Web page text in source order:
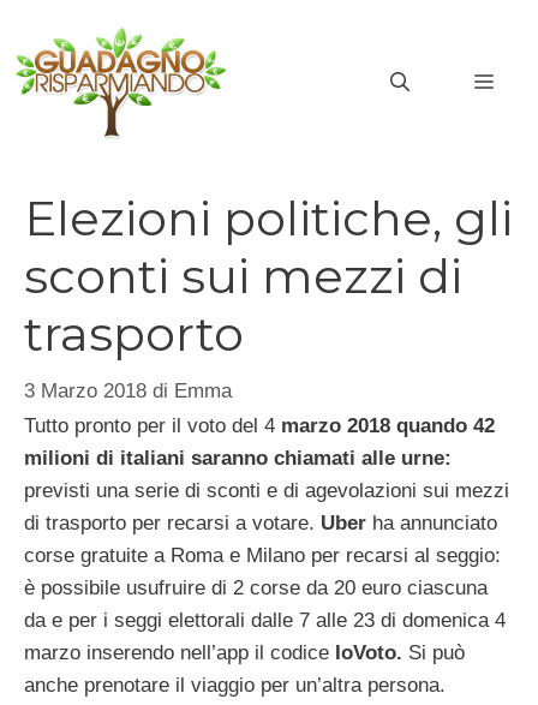
contenuto
Elezioni politiche, gli
sconti sui mezzi di
trasporto
3 Marzo 2018 di Emma
Tutto pronto per il voto del 4 marzo 2018 quando 42
milioni di italiani saranno chiamati alle urne:
previsti una serie di sconti e di agevolazioni sui mezzi
di trasporto per recarsi a votare. Uber ha annunciato
corse gratuite a Roma e Milano per recarsi al seggio:
è possibile usufruire di 2 corse da 20 euro ciascuna
da e per i seggi elettorali dalle 7 alle 23 di domenica 4
marzo inserendo nell’app il codice IoVoto. Si può
anche prenotare il viaggio per un’altra persona.